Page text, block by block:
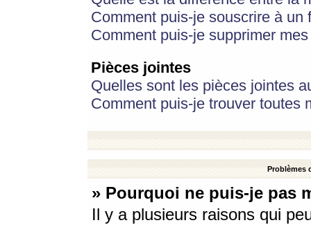
Comment puis-je souscrire à
Comment puis-je supprimer
Pièces jointes
Quelles sont les pièces jointes
Comment puis-je trouver toutes
Problèmes
» Pourquoi ne puis-je pas
Il y a plusieurs raisons qui